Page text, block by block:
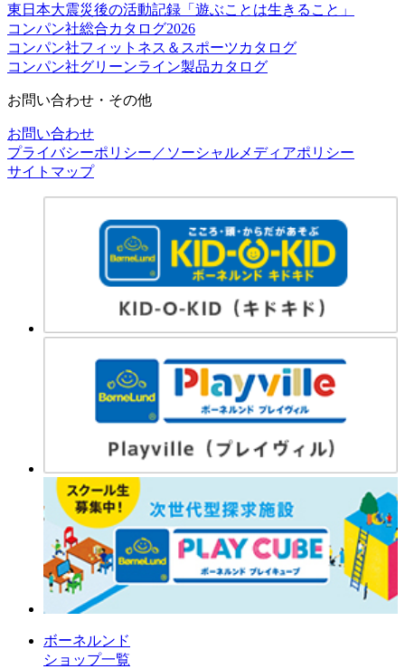
東日本大震災後の活動記録「遊ぶことは生きること」
コンパン社総合カタログ2026
コンパン社フィットネス＆スポーツカタログ
コンパン社グリーンライン製品カタログ
お問い合わせ・その他
お問い合わせ
プライバシーポリシー／ソーシャルメディアポリシー
サイトマップ
ボーネルンド
ショップ一覧